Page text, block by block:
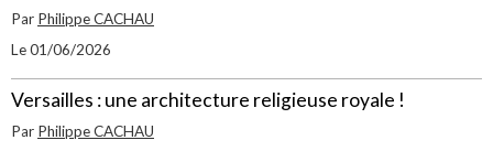
Par Philippe CACHAU
Le 01/06/2026
Versailles : une architecture religieuse royale !
Par Philippe CACHAU